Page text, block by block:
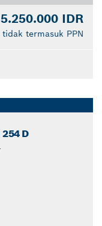
5.250.000 IDR
termasuk PPN
254 D